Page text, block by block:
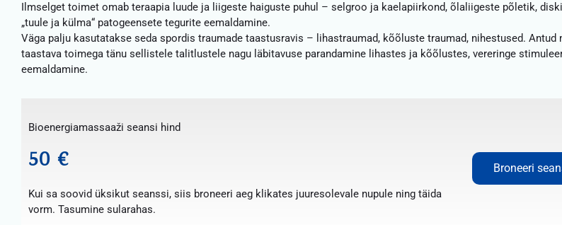
Ilmselget toimet omab teraapia luude ja liigeste haiguste puhul – selgroo ja kaelapiirkond, õlaliigeste põletik,
„tuule ja külma“ patogeensete tegurite eemaldamine.
Väga palju kasutatakse seda spordis traumade taastusravis – lihastraumad, kõõluste traumad, nihestused. Antud
taastava toimega tänu sellistele talitlustele nagu läbitavuse parandamine lihastes ja kõõlustes, vereringe
eemaldamine.
Bioenergiamassaaži seansi hind
50 €
Kui sa soovid üksikut seanssi, siis broneeri aeg klikates juuresolevale nupule ning täida
vorm. Tasumine sularahas.
Broneeri